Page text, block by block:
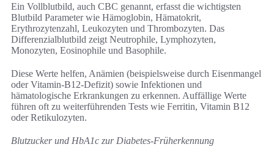
Ein Vollblutbild, auch CBC genannt, erfasst die wichtigsten
Blutbild Parameter wie Hämoglobin, Hämatokrit,
Erythrozytenzahl, Leukozyten und Thrombozyten. Das
Differenzialblutbild zeigt Neutrophile, Lymphozyten,
Monozyten, Eosinophile und Basophile.
Diese Werte helfen, Anämien (beispielsweise durch Eisenmangel
oder Vitamin-B12-Defizit) sowie Infektionen und
hämatologische Erkrankungen zu erkennen. Auffällige Werte
führen oft zu weiterführenden Tests wie Ferritin, Vitamin B12
oder Retikulozyten.
Blutzucker und HbA1c zur Diabetes-Früherkennung